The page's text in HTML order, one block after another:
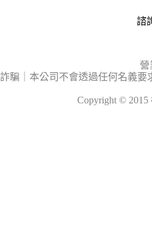
諮
營
騙｜本公司不會透過任何名義
Copyright ©